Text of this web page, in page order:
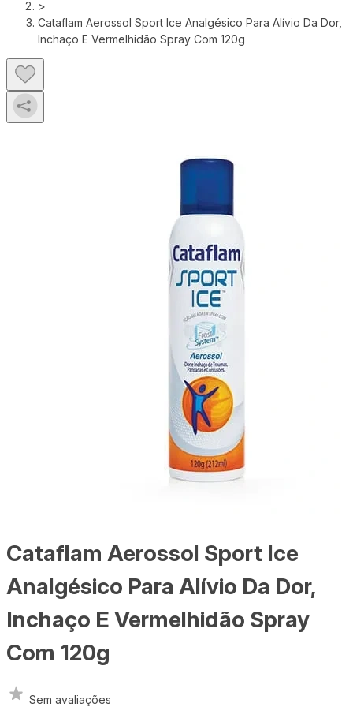
>
Cataflam Aerossol Sport Ice Analgésico Para Alívio Da Dor,
Inchaço E Vermelhidão Spray Com 120g
Cataflam Aerossol Sport Ice
Analgésico Para Alívio Da Dor,
Inchaço E Vermelhidão Spray
Com 120g
Sem avaliações